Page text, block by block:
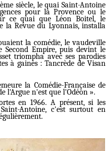
siècle, le quai Saint-Antoine
pour la Provence ou le
ce quai que Léon Boitel, le
la Revue du Lyonnais, installa
la comédie, le vaudeville
Empire, puis devint le
triompha avec ses parodies
à gaines : Tancrède de Visan
la Comédie-Française de
l'Argue n'est que l'Odéon ».
en 1966. A présent, si les
Antoine, c'est surtout en